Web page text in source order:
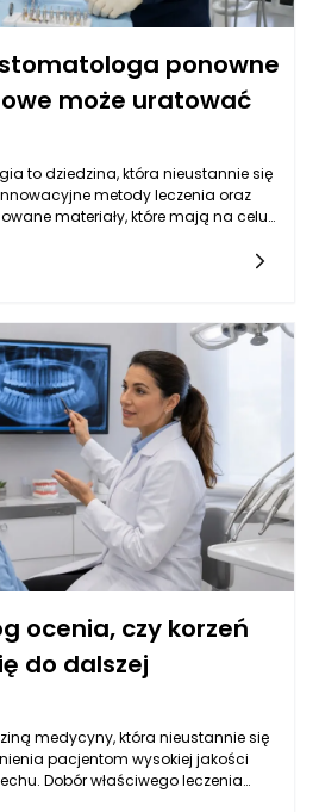
ponowne
może uratować
to dziedzina, która nieustannie się
metody leczenia oraz
materiały, które mają na celu
ostatnią deską ratunku dla zębów
ponowne leczenie
ząb, ale nie każdy przypadek jest
w Rzeszowie potrafi ocenić, kiedy
a także jak skutecznie
terapii protetycznej, aby pacjent
uśmiechem.
ocenia, czy korzeń
do dalszej
medycyny, która nieustannie się
pacjentom wysokiej jakości
Dobór właściwego leczenia